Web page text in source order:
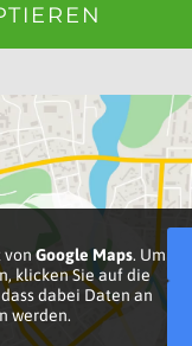
vonGoogle Maps. Um
klicken Sie auf die
dabei Daten an
werden.